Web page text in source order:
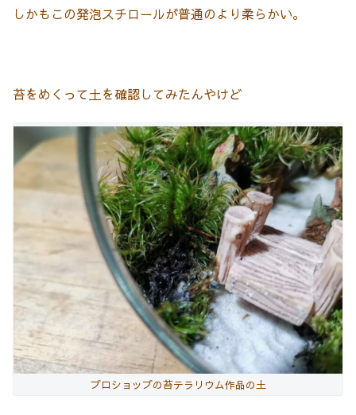
しかもこの発泡スチロールが普通のより柔らかい。
苔をめくって土を確認してみたんやけど
プロショップの苔テラリウム作品の土